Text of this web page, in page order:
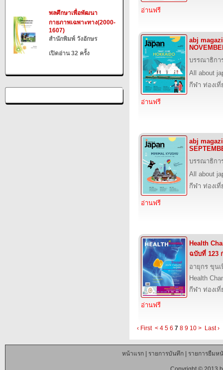
พลศึกษาเพื่อพัฒนา
กายภาพเฉพาะทาง(2000-
1607)
สำนักพิมพ์ วังอักษร
เปิดอ่าน 32 ครั้ง
อ่านฟรี
abj
บรรณาธิกา
All about
กีฬา ท่องเ
อ่านฟรี
abj
บรรณาธิกา
All about
กีฬา ท่องเ
อ่านฟรี
Health
ฉบับที่ 123
อายุกร ขุน
Health
กีฬา ท่องเ
อ่านฟรี
‹ First < 4 5 6 7 8 9 10 > Last ›
หน้าแรก| รายการบันทึก| รายการยืมห